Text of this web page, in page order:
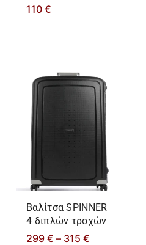
110 €
Βαλίτσα SPINNER
4 διπλών τροχών
299 € – 315 €